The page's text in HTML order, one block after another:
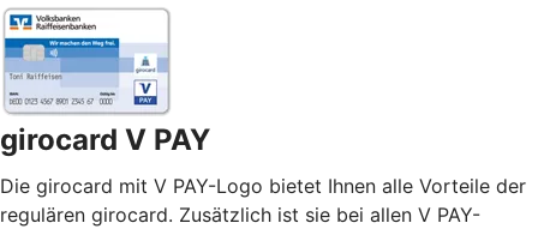
girocard V PAY
Die girocard mit V PAY-Logo bietet Ihnen alle Vorteile der
regulären girocard. Zusätzlich ist sie bei allen V PAY-